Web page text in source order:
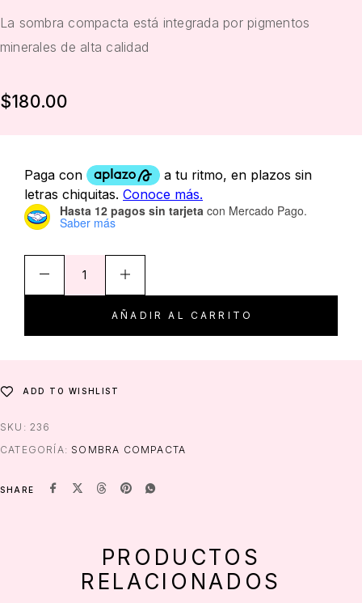
La sombra compacta está integrada por pigmentos
minerales de alta calidad
$180.00
Hasta 12 pagos sin tarjeta con Mercado Pago.
Saber más
AÑADIR AL CARRITO
ADD TO WISHLIST
SKU: 236
CATEGORÍA: SOMBRA COMPACTA
SHARE
PRODUCTOS
RELACIONADOS